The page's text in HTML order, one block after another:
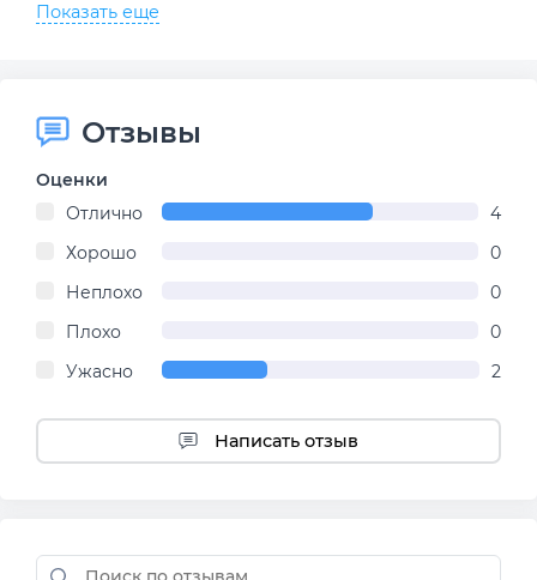
Показать еще
Отзывы
Оценки
4
Отлично
0
Хорошо
0
Неплохо
0
Плохо
2
Ужасно
Написать отзыв